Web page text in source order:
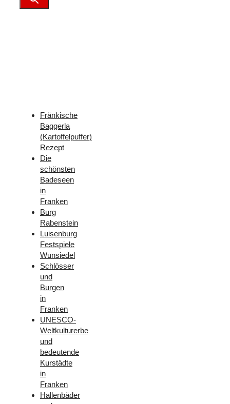
Fränkische
Baggerla
(Kartoffelpuffer)
Rezept
Die
schönsten
Badeseen
in
Franken
Burg
Rabenstein
Luisenburg
Festspiele
Wunsiedel
Schlösser
und
Burgen
in
Franken
UNESCO-
Weltkulturerbe
und
bedeutende
Kurstädte
in
Franken
Hallenbäder